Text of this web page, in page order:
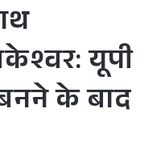
यूपी
के बाद